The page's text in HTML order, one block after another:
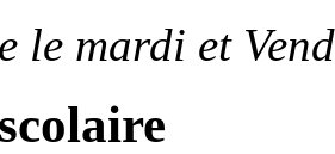
le mardi et